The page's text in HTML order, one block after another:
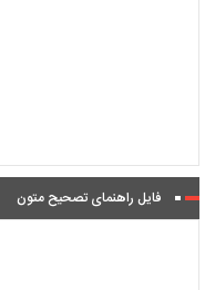
فایل راهنمای تصحیح متون